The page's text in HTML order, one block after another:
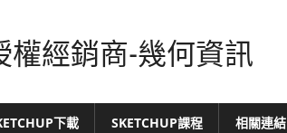
權經銷商-幾何資訊
下載 SKETCHUP課程 相關連結